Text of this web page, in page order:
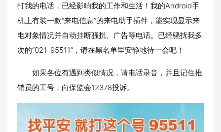
打我的电话，已经影响我的工作和生活！我的Android手
机上有装一款“来电信息”的来电助手插件，能实现显示来
电对象情况并自动挂断骚扰、广告等电话。已经骚扰我多
次的“021-95511”，请在黑名单里安静地待一会吧！
如果各位有遇到类似情况，请电话录音，并且记住推
销员的工号，向保监会12378投诉。